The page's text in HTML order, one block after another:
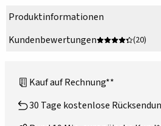
Produktinformationen
Kundenbewertungen
(20)
Kauf auf Rechnung**
30 Tage kostenlose